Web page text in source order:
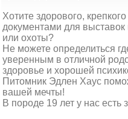
Хотите здорового,
документами для
или охоты?
Не можете определиться
уверенным в отличной
здоровье и хорошей
Питомник Эдлен Хаус
вашей мечты!
В породе 19 лет у нас есть